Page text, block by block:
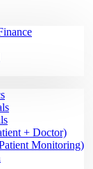
+ Doctor)
Monitoring)